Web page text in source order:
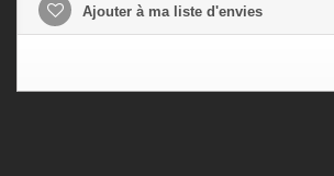
Ajouter à ma liste d'envies